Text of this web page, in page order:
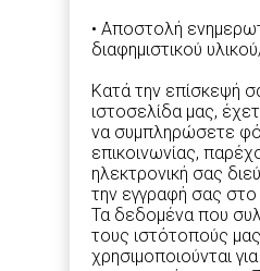
• Aποστολή
διαφημιστικού
Κατά την επίσκεψή
ιστοσελίδα μας,
να συμπληρώσετε
επικοινωνίας,
ηλεκτρονική σας
την εγγραφή σας
Τα δεδομένα που
τους ιστότοπούς
χρησιμοποιούνται